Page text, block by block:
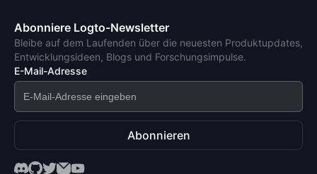
Abonniere Logto-Newsletter
Bleibe auf dem Laufenden über die neuesten Produktupdates,
Entwicklungsideen, Blogs und Forschungsimpulse.
E-Mail-Adresse
Abonnieren